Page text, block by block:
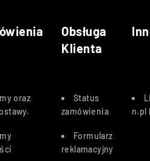
Obsługa
Klienta
oraz
.
Status
zamówienia
Formularz
reklamacyjny
n.pl